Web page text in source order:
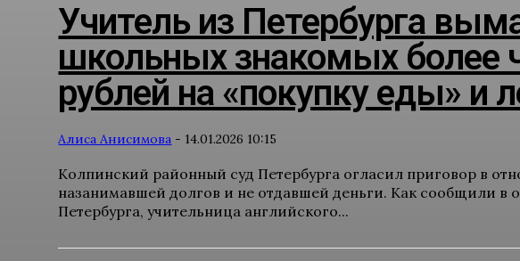
Учитель из Петербурга
школьных знакомых более
рублей на «покупку еды» и
Алиса Анисимова - 14.01.2026 10:15
Колпинский районный суд Петербурга огласил приговор в
назанимавшей долгов и не отдавшей деньги. Как сообщили в
Петербурга, учительница английского...